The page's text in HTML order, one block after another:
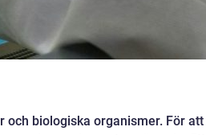
biologiska organismer. För att